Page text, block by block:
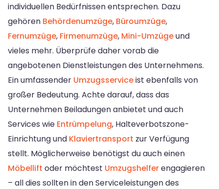
individuellen Bedürfnissen entsprechen. Dazu
gehören Behördenumzüge, Büroumzüge,
Fernumzüge, Firmenumzüge, Mini-Umzügeund
vieles mehr. Überprüfe daher vorab die
angebotenen Dienstleistungen des Unternehmens.
Ein umfassender Umzugsserviceist ebenfalls von
großer Bedeutung. Achte darauf, dass das
Unternehmen Beiladungen anbietet und auch
Services wie Entrümpelung, Halteverbotszone-
Einrichtung und Klaviertransport zur Verfügung
stellt. Möglicherweise benötigst du auch einen
Möbellift oder möchtest Umzugshelferengagieren
– all dies sollten in den Serviceleistungen des